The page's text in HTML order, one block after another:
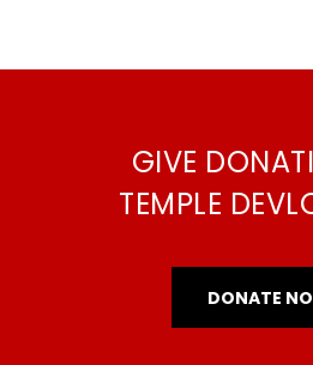
GIVE
TEMPLE
DONATE